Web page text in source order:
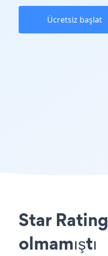
Ücretsiz başlat
Star
olmamıştı